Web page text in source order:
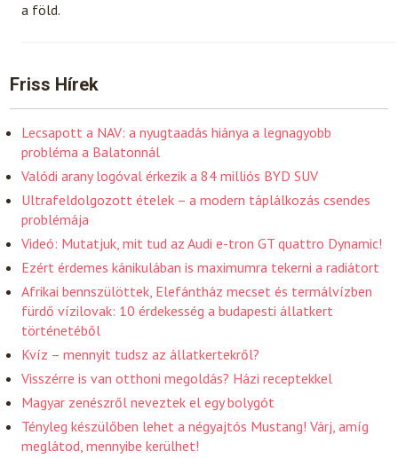
a föld.
Friss Hírek
Lecsapott a NAV: a nyugtaadás hiánya a legnagyobb
probléma a Balatonnál
Valódi arany logóval érkezik a 84 milliós BYD SUV
Ultrafeldolgozott ételek – a modern táplálkozás csendes
problémája
Videó: Mutatjuk, mit tud az Audi e-tron GT quattro Dynamic!
Ezért érdemes kánikulában is maximumra tekerni a radiátort
Afrikai bennszülöttek, Elefántház mecset és termálvízben
fürdő vízilovak: 10 érdekesség a budapesti állatkert
történetéből
Kvíz – mennyit tudsz az állatkertekről?
Visszérre is van otthoni megoldás? Házi receptekkel
Magyar zenészről neveztek el egy bolygót
Tényleg készülőben lehet a négyajtós Mustang! Várj, amíg
meglátod, mennyibe kerülhet!